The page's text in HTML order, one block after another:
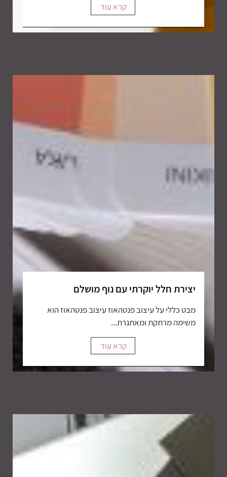
קרא עוד
יצירת חלל יוקרתי עם נוף מושלם
מבט כללי על עיצוב פנטהאוז עיצוב פנטהאוז הוא
משימה מרתקת ומאתגרת...
קרא עוד